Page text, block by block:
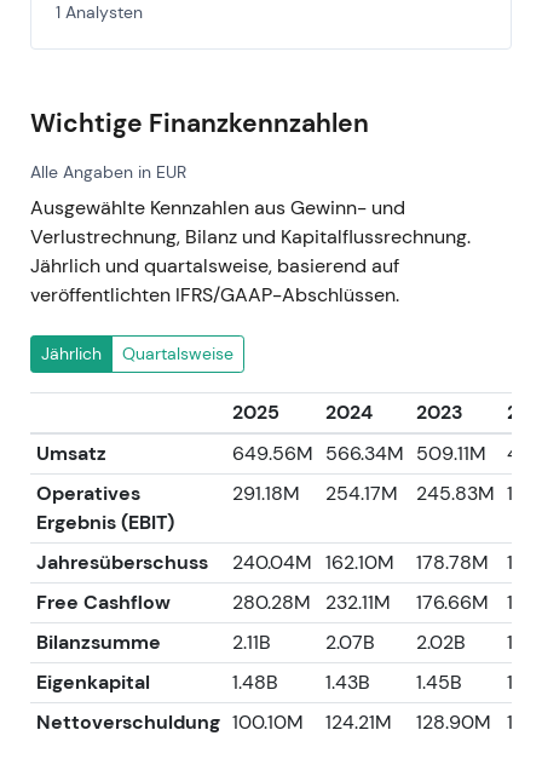
1 Analysten
Wichtige Finanzkennzahlen
Alle Angaben in EUR
Ausgewählte Kennzahlen aus Gewinn- und
Verlustrechnung, Bilanz und Kapitalflussrechnung.
Jährlich und quartalsweise, basierend auf
veröffentlichten IFRS/GAAP-Abschlüssen.
Jährlich Quartalsweise
2025 2024 2023
Umsatz
649.56M 566.34M 509.11M
Operatives
Ergebnis (EBIT)
291.18M 254.17M 245.83M
Jahresüberschuss 240.04M 162.10M 178.78M
Free Cashflow
280.28M 232.11M 176.66M
Bilanzsumme
2.11B 2.07B 2.02B
Eigenkapital
1.48B 1.43B 1.45B
Nettoverschuldung 100.10M 124.21M 128.90M